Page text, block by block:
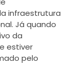
infraestrutura
Já quando
da
estiver
pelo